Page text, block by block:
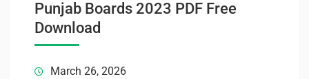
Punjab Boards 2023 PDF Free
Download
March 26, 2026